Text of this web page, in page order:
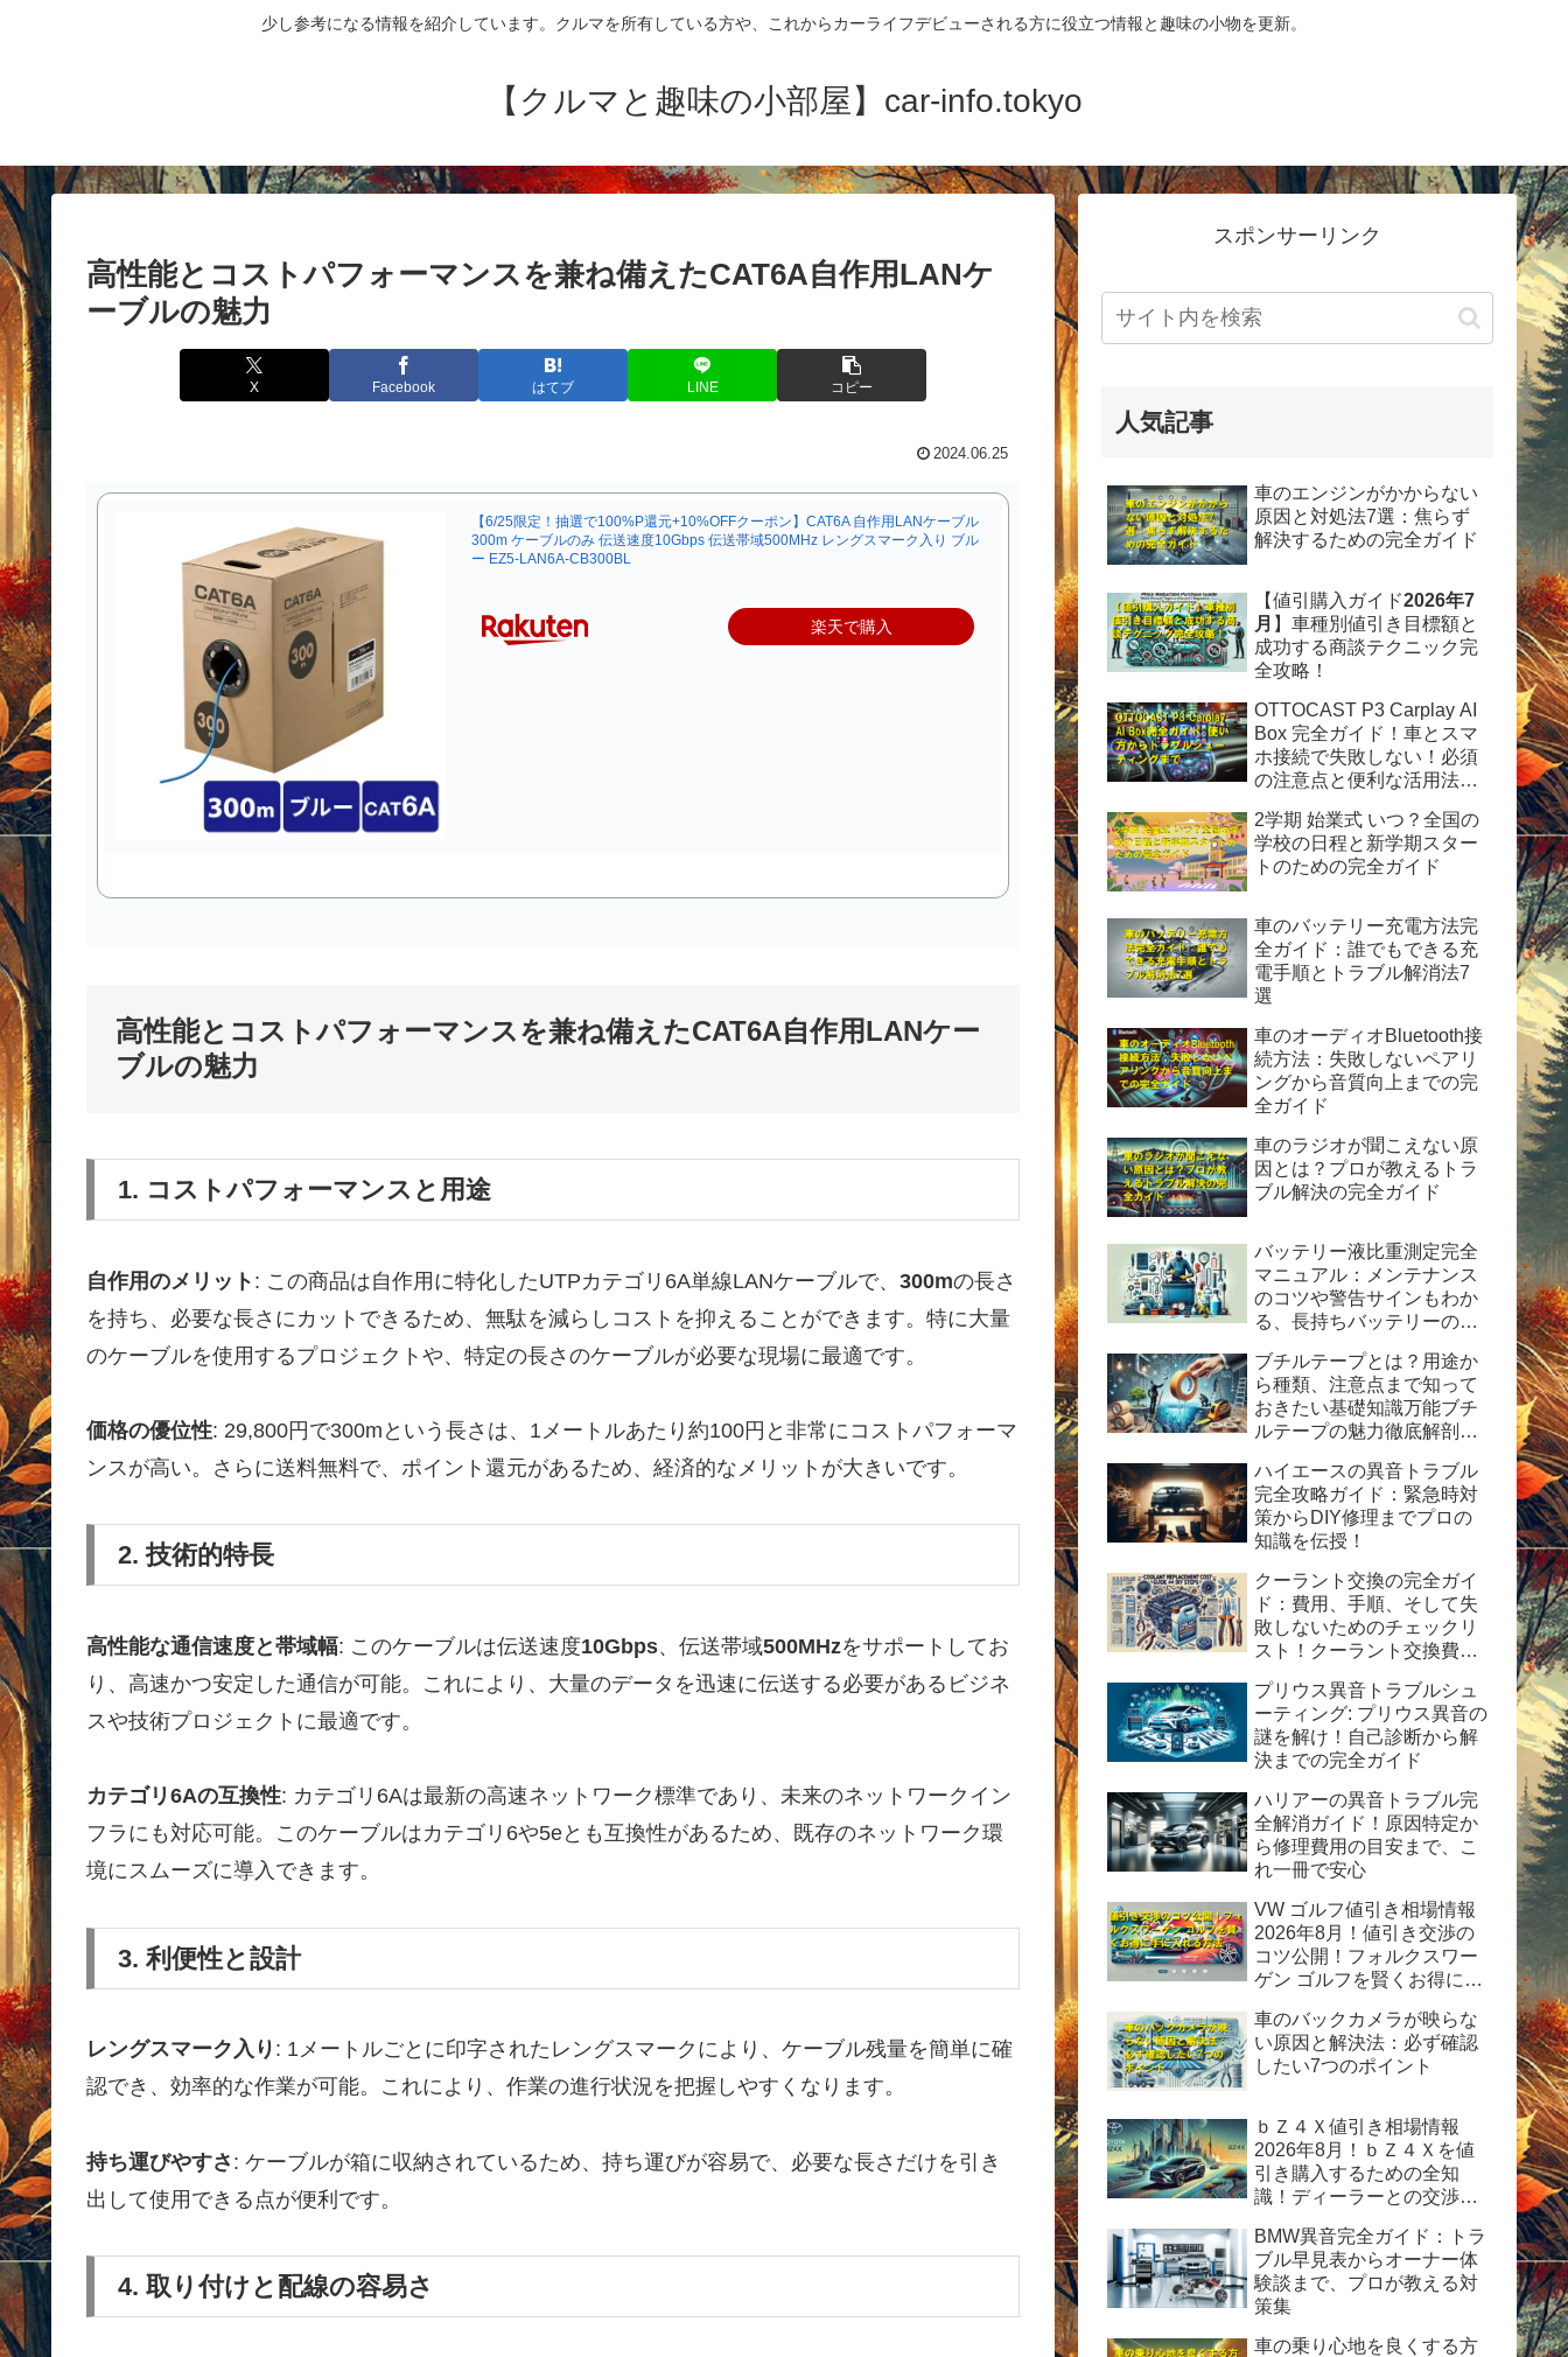
少し参考になる情報を紹介しています。クルマを所有している方や、これからカーライフデビューされる方に役立つ情報と趣味の小物を更新。
【クルマと趣味の小部屋】car-info.tokyo
高性能とコストパフォーマンスを兼ね備えたCAT6A自作用LANケ
ーブルの魅力
X Facebook はてブ LINE コピー
2024.06.25
【6/25限定！抽選で100%P還元+10%OFFクーポン】CAT6A 自作用LANケーブル
300m ケーブルのみ 伝送速度10Gbps 伝送帯域500MHz レングスマーク入り ブル
ー EZ5-LAN6A-CB300BL
楽天で購入
高性能とコストパフォーマンスを兼ね備えたCAT6A自作用LANケー
ブルの魅力
1. コストパフォーマンスと用途
自作用のメリット : この商品は自作用に特化したUTPカテゴリ6A単線LANケーブルで、 300mの長さ
を持ち、必要な長さにカットできるため、無駄を減らしコストを抑えることができます。特に大量
のケーブルを使用するプロジェクトや、特定の長さのケーブルが必要な現場に最適です。
価格の優位性: 29,800円で300mという長さは、1メートルあたり約100円と非常にコストパフォーマ
ンスが高い。さらに送料無料で、ポイント還元があるため、経済的なメリットが大きいです。
2. 技術的特長
高性能な通信速度と帯域幅: このケーブルは伝送速度10Gbps、伝送帯域500MHzをサポートしてお
り、高速かつ安定した通信が可能。これにより、大量のデータを迅速に伝送する必要があるビジネ
スや技術プロジェクトに最適です。
カテゴリ6Aの互換性: カテゴリ6Aは最新の高速ネットワーク標準であり、未来のネットワークイン
フラにも対応可能。このケーブルはカテゴリ6や5eとも互換性があるため、既存のネットワーク環
境にスムーズに導入できます。
3. 利便性と設計
レングスマーク入り : 1メートルごとに印字されたレングスマークにより、ケーブル残量を簡単に確
認でき、効率的な作業が可能。これにより、作業の進行状況を把握しやすくなります。
持ち運びやすさ : ケーブルが箱に収納されているため、持ち運びが容易で、必要な長さだけを引き
出して使用できる点が便利です。
4. 取り付けと配線の容易さ
スポンサーリンク
人気記事
車のエンジンがかからない
原因と対処法7選：焦らず
解決するための完全ガイド
【値引購入ガイド2026年7
月 】車種別値引き目標額と
成功する商談テクニック完
全攻略！
OTTOCAST P3 Carplay AI
Box 完全ガイド！車とスマ
ホ接続で失敗しない！必須
の注意点と便利な活用法を
2学期 始業式 いつ？全国の
学校の日程と新学期スター
トのための完全ガイド
車のバッテリー充電方法完
全ガイド：誰でもできる充
電手順とトラブル解消法7
選
車のオーディオBluetooth接
続方法：失敗しないペアリ
ングから音質向上までの完
全ガイド
車のラジオが聞こえない原
因とは？プロが教えるトラ
ブル解決の完全ガイド
バッテリー液比重測定完全
マニュアル：メンテナンス
のコツや警告サインもわか
る、長持ちバッテリーの秘
ブチルテープとは？用途か
ら種類、注意点まで知って
おきたい基礎知識万能ブチ
ルテープの魅力徹底解剖！
定版ガイド
ハイエースの異音トラブル
完全攻略ガイド：緊急時対
策からDIY修理までプロの
知識を伝授！
クーラント交換の完全ガイ
ド：費用、手順、そして失
敗しないためのチェックリ
スト！クーラント交換費用
の手順と方法を紹介。
プリウス異音トラブルシュ
ーティング: プリウス異音の
謎を解け！自己診断から解
決までの完全ガイド
ハリアーの異音トラブル完
全解消ガイド！原因特定か
ら修理費用の目安まで、こ
れ一冊で安心
VW ゴルフ値引き相場情報
2026年8月！値引き交渉の
コツ公開！フォルクスワー
ゲン ゴルフを賢くお得に手
車のバックカメラが映らな
い原因と解決法：必ず確認
したい7つのポイント
ｂＺ４Ｘ値引き相場情報
2026年8月！ｂＺ４Ｘを値
引き購入するための全知
識！ディーラーとの交渉術
完全ガイド
BMW異音完全ガイド：トラ
ブル早見表からオーナー体
験談まで、プロが教える対
策集
車の乗り心地を良くする方